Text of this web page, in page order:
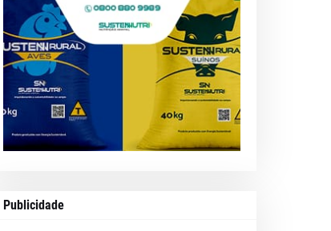
Publicidade